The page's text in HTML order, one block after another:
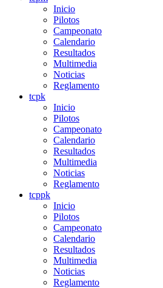
Inicio
Pilotos
Campeonato
Calendario
Resultados
Multimedia
Noticias
Reglamento
tcpk
Inicio
Pilotos
Campeonato
Calendario
Resultados
Multimedia
Noticias
Reglamento
tcppk
Inicio
Pilotos
Campeonato
Calendario
Resultados
Multimedia
Noticias
Reglamento